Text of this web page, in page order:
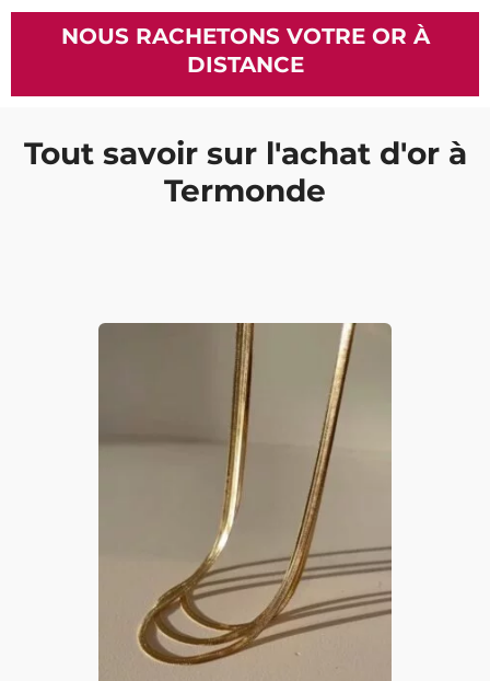
NOUS RACHETONS VOTRE OR À
DISTANCE
Tout savoir sur l'achat d'or à
Termonde